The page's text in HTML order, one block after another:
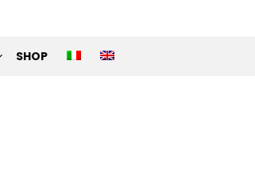
SHOP